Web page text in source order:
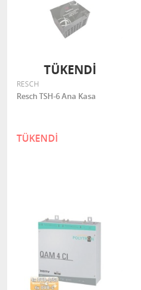
RESCH
Resch TSH-6 Ana Kasa
TÜKENDİ
TÜKENDİ